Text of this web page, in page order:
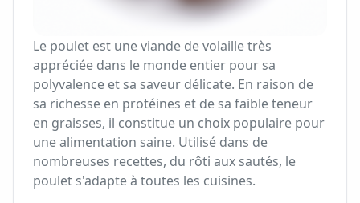
Le poulet est une viande de volaille très
appréciée dans le monde entier pour sa
polyvalence et sa saveur délicate. En raison de
sa richesse en protéines et de sa faible teneur
en graisses, il constitue un choix populaire pour
une alimentation saine. Utilisé dans de
nombreuses recettes, du rôti aux sautés, le
poulet s'adapte à toutes les cuisines.